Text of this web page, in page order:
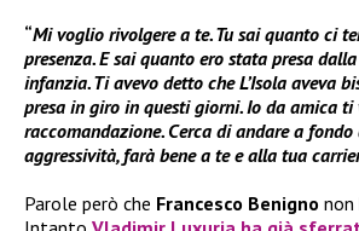
“Mi voglio rivolgere a te. Tu sai quanto ci
presenza. E sai quanto ero stata presa
infanzia. Ti avevo detto che L’Isola aveva
presa in giro in questi giorni. Io da amica
raccomandazione. Cerca di andare a
aggressività, farà bene a te e alla tua
Parole però che Francesco Benigno non